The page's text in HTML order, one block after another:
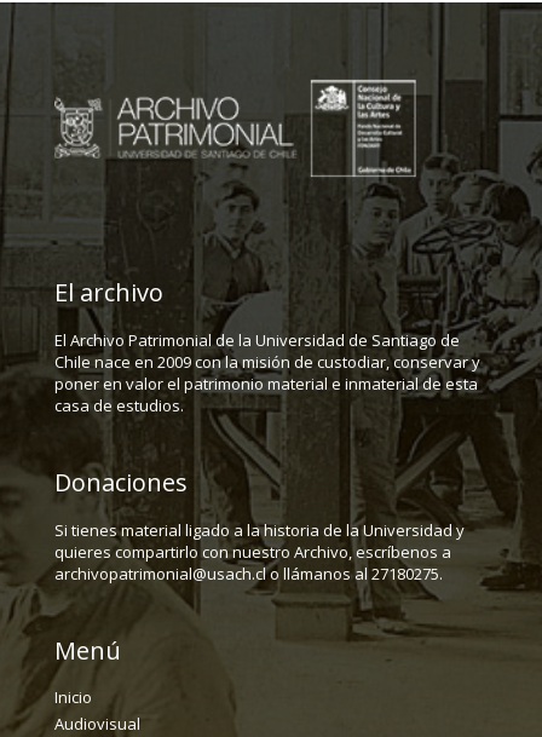
El archivo
El Archivo Patrimonial de la Universidad de Santiago de
Chile nace en 2009 con la misión de custodiar, conservar y
poner en valor el patrimonio material e inmaterial de esta
casa de estudios.
Donaciones
Si tienes material ligado a la historia de la Universidad y
quieres compartirlo con nuestro Archivo, escríbenos a
archivopatrimonial@usach.cl o llámanos al 27180275.
Menú
Inicio
Audiovisual